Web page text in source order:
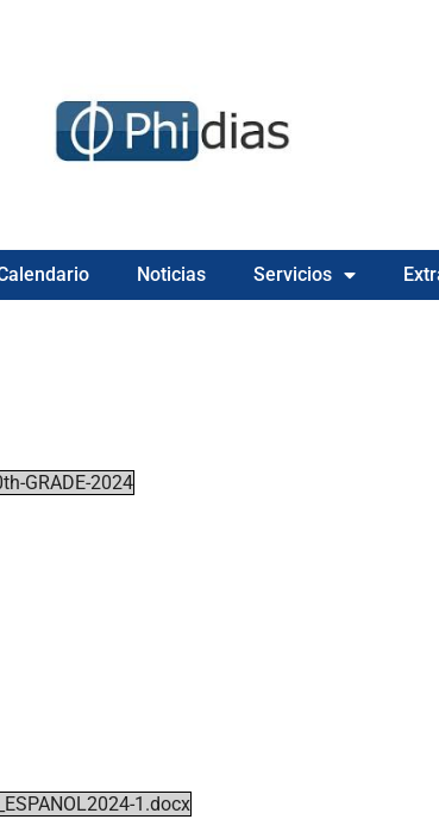
Noticias Servicios
GRADE-2024
1.docx